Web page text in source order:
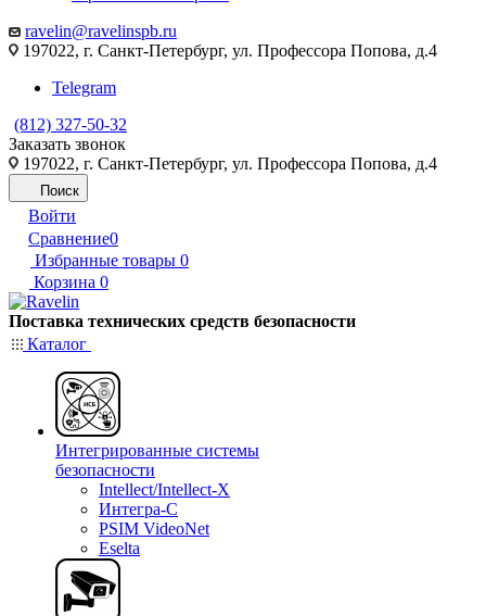
ravelin@ravelinspb.ru
197022, г. Санкт-Петербург, ул. Профессора Попова, д.4
Telegram
(812) 327-50-32
Заказать звонок
197022, г. Санкт-Петербург, ул. Профессора Попова, д.4
Поиск
Войти
Сравнение0
Избранные товары 0
Корзина 0
Поставка технических средств безопасности
Каталог
Интегрированные системы
безопасности
Intellect/Intellect-X
Интегра-С
PSIM VideoNet
Eselta